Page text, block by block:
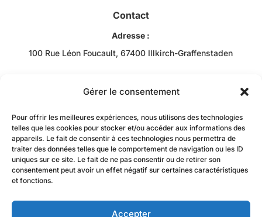
Gérer le consentement
Pour offrir les meilleures expériences, nous utilisons des technologies
telles que les cookies pour stocker et/ou accéder aux informations des
appareils. Le fait de consentir à ces technologies nous permettra de
traiter des données telles que le comportement de navigation ou les ID
uniques sur ce site. Le fait de ne pas consentir ou de retirer son
consentement peut avoir un effet négatif sur certaines caractéristiques
et fonctions.
Accepter
Contact
Adresse :
100 Rue Léon Foucault, 67400 Illkirch-Graffenstaden
Bob RACHIDI
contact@jzacademie-mtc.fr